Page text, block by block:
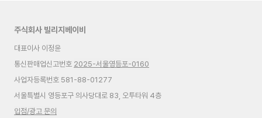
주식회사 빌리지베이비
대표이사 이정윤
통신판매업신고번호 2025-서울영등포-0160
사업자등록번호 581-88-01277
서울특별시 영등포구 의사당대로 83, 오투타워 4층
입점/광고 문의